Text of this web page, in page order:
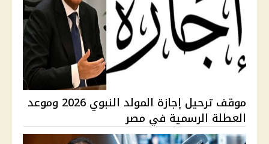
موقف ترحيل إجازة المولد النبوي 2026 وموعد
العطلة الرسمية في مصر